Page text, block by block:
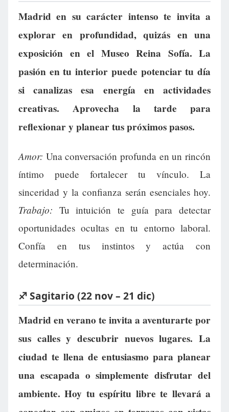
Madrid en su carácter intenso te invita a
explorar en profundidad, quizás en una
exposición en el Museo Reina Sofía. La
pasión en tu interior puede potenciar tu día
si canalizas esa energía en actividades
creativas. Aprovecha la tarde para
reflexionar y planear tus próximos pasos.
Amor: Una conversación profunda en un rincón
íntimo puede fortalecer tu vínculo. La
sinceridad y la confianza serán esenciales hoy.
Trabajo: Tu intuición te guía para detectar
oportunidades ocultas en tu entorno laboral.
Confía en tus instintos y actúa con
determinación.
♐ Sagitario (22 nov – 21 dic)
Madrid en verano te invita a aventurarte por
sus calles y descubrir nuevos lugares. La
ciudad te llena de entusiasmo para planear
una escapada o simplemente disfrutar del
ambiente. Hoy tu espíritu libre te llevará a